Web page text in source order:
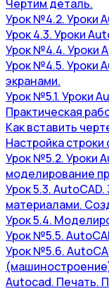
Чертим деталь.
Урок №4.2. Уроки
Урок 4.3. Уроки
Урок №4.4. Уроки
Урок №4.5. Уроки
экранами.
Урок №5.1. Уроки
Практическая
Как вставить
Настройка
Урок №5.2. Уроки
моделирование
Урок 5.3.
материалами.
Урок 5.4.
Урок №5.5.
Урок №5.6.
Autocad. Печать.